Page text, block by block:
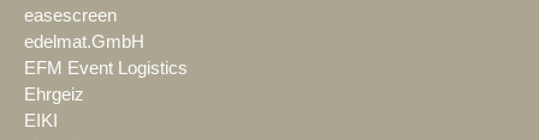
easescreen
edelmat.GmbH
EFM Event Logistics
Ehrgeiz
EIKI